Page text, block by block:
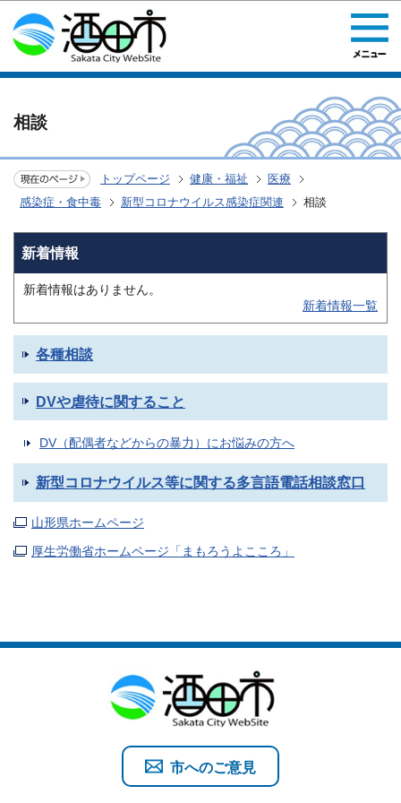
このページの本文へ移動
相談
トップページ 健康・福祉
医療
感染症・食中毒
新型コロナウイルス感染症関連 相談
新着情報
新着情報はありません。
新着情報一覧
各種相談
DVや虐待に関すること
DV（配偶者などからの暴力）にお悩みの方へ
新型コロナウイルス等に関する多言語電話相談窓口
山形県ホームページ
厚生労働省ホームページ「まもろうよこころ」
市へのご意見